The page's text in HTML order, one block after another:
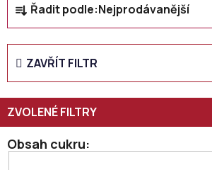
a
z
n
p
r
o
Řadit podle:Nejprodávanější
ZAVŘÍT FILTR
Obsah cukru